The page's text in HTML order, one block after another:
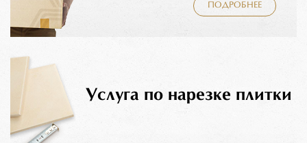
ПОДРОБНЕЕ
Услуга по нарезке плитки